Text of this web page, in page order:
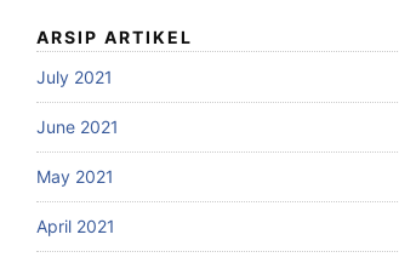
ARSIP ARTIKEL
July 2021
June 2021
May 2021
April 2021